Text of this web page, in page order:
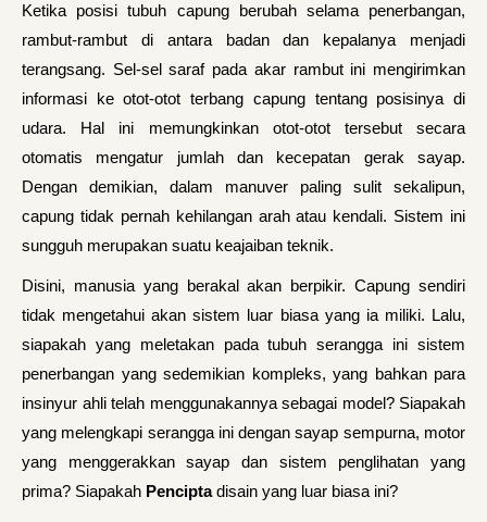
Ketika posisi tubuh capung berubah selama penerbangan,
rambut-rambut di antara badan dan kepalanya menjadi
terangsang. Sel-sel saraf pada akar rambut ini mengirimkan
informasi ke otot-otot terbang capung tentang posisinya di
udara. Hal ini memungkinkan otot-otot tersebut secara
otomatis mengatur jumlah dan kecepatan gerak sayap.
Dengan demikian, dalam manuver paling sulit sekalipun,
capung tidak pernah kehilangan arah atau kendali. Sistem ini
sungguh merupakan suatu keajaiban teknik.
Disini, manusia yang berakal akan berpikir. Capung sendiri
tidak mengetahui akan sistem luar biasa yang ia miliki. Lalu,
siapakah yang meletakan pada tubuh serangga ini sistem
penerbangan yang sedemikian kompleks, yang bahkan para
insinyur ahli telah menggunakannya sebagai model? Siapakah
yang melengkapi serangga ini dengan sayap sempurna, motor
yang menggerakkan sayap dan sistem penglihatan yang
prima? Siapakah Penciptadisain yang luar biasa ini?